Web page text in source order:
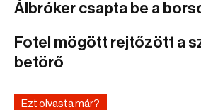
Álbróker csapta be a
Fotel mögött rejtőzött a
betörő
Ezt olvasta már?